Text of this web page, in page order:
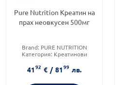
Pure Nutrition Креатин на
прах неовкусен 500мг
Brand: PURE NUTRITION
Категория: Креатинови
Форма на продукта:прах
4192 € / 8199 лв.